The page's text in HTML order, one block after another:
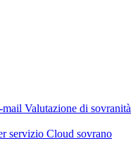
mail Valutazione di sovranità
servizio Cloud sovrano